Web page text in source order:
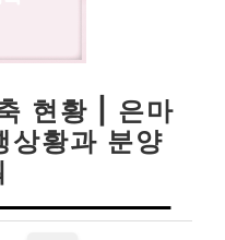
현황 | 은마
상황과 분양